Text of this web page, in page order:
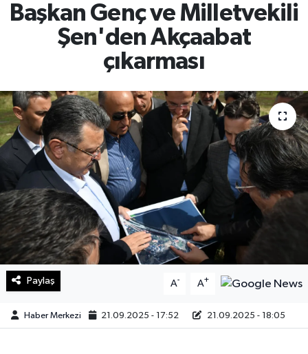
Başkan Genç ve Milletvekili
Şen'den Akçaabat
çıkarması
Paylaş A- A+
Haber Merkezi 21.09.2025 - 17:52 21.09.2025 - 18:05
Genel
Gündem
Otomobil
Sağlık
Teknoloji
Yaşam
Son Dakika Haberleri
Haber Arşivi